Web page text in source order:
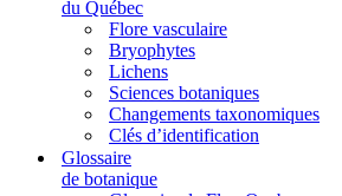
du Québec
Flore vasculaire
Bryophytes
Lichens
Sciences botaniques
Changements taxonomiques
Clés d’identification
Glossaire
de botanique